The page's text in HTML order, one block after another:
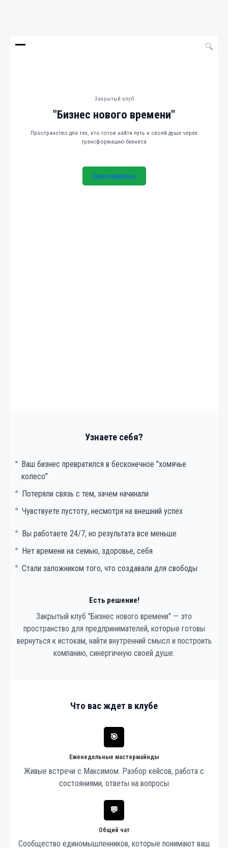
🔍
Закрытый клуб
"Бизнес нового времени"
Пространство для тех, кто готов найти путь к своей душе через
трансформацию бизнеса
Присоединиться
Узнаете себя?
Ваш бизнес превратился в бесконечное "хомячье
колесо"
Потеряли связь с тем, зачем начинали
Чувствуете пустоту, несмотря на внешний успех
Вы работаете 24/7, но результата все меньше
Нет времени на семью, здоровье, себя
Стали заложником того, что создавали для свободы
Есть решение!
Закрытый клуб "Бизнес нового времени" — это
пространство для предпринимателей, которые готовы
вернуться к истокам, найти внутренний смысл и построить
компанию, синергичную своей душе.
Что вас ждет в клубе
🎯
Еженедельные мастермайнды
Живые встречи с Максимом. Разбор кейсов, работа с
состояниями, ответы на вопросы
💬
Общий чат
Сообщество единомышленников, которые понимают ваш